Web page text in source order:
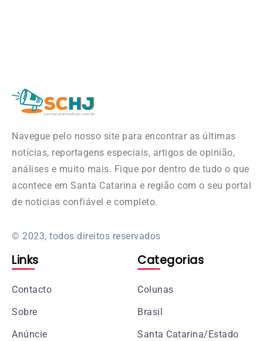
Navegue pelo nosso site para encontrar as últimas
notícias, reportagens especiais, artigos de opinião,
análises e muito mais. Fique por dentro de tudo o que
acontece em Santa Catarina e região com o seu portal
de notícias confiável e completo.
© 2023, todos direitos reservados
Links
Contacto
Sobre
Anúncie
Categorias
Colunas
Brasil
Santa Catarina/Estado